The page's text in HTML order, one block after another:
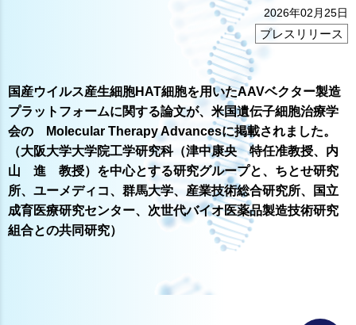
2026年02月25日
プレスリリース
国産ウイルス産生細胞HAT細胞を用いたAAVベクター製造
プラットフォームに関する論文が、米国遺伝子細胞治療学
会の Molecular Therapy Advancesに掲載されました。
（大阪大学大学院工学研究科（津中康央 特任准教授、内
山 進 教授）を中心とする研究グループと、ちとせ研究
所、ユーメディコ、群馬大学、産業技術総合研究所、国立
成育医療研究センター、次世代バイオ医薬品製造技術研究
組合との共同研究）